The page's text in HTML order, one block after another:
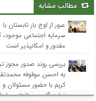
مطالب مشابه
عبور از اوج بار تابستان با
سرمایه اجتماعی موجود،
مقدور و امکانپذیر است
بررسی روند صدور مجوز
به احسن موقوفه
کریم با حضور مسئولان و
نمایندگان روستاهای